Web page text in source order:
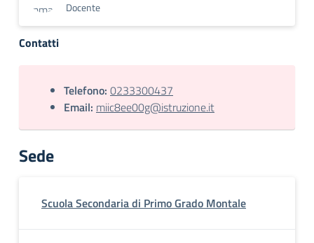
Docente
Contatti
Telefono: 0233300437
Email: miic8ee00g@istruzione.it
Sede
Scuola Secondaria di Primo Grado Montale